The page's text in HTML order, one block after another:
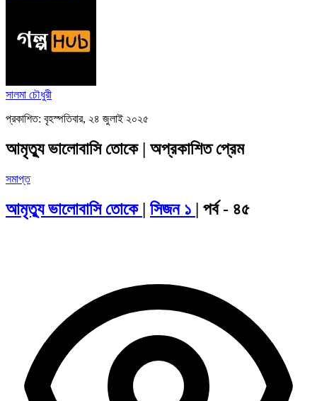
সালমা চৌধুরী
প্রকাশিত: বৃহস্পতিবার, ২৪ জুলাই ২০২৫
আমৃত্যু ভালোবাসি তোকে | অপ্রকাশিত প্রেম
সমাপ্ত
আমৃত্যু ভালোবাসি তোকে | সিজন ১ | পর্ব - ৪৫